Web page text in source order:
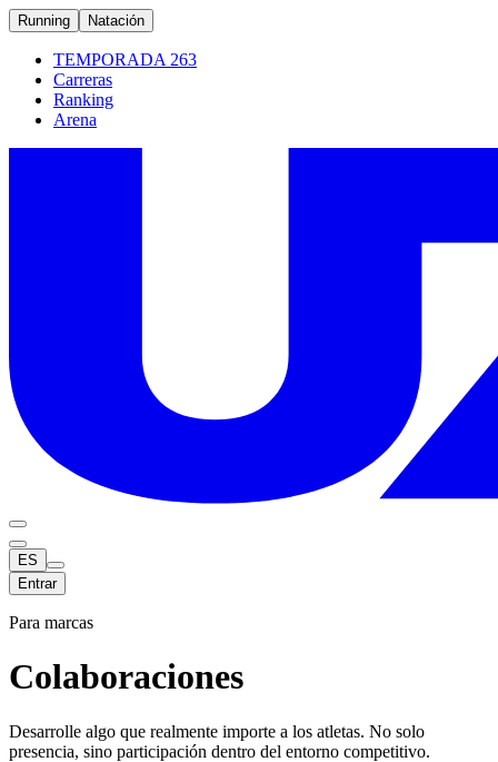
Running Natación
TEMPORADA 263
Carreras
Ranking
Arena
ES
Entrar
Para marcas
Colaboraciones
Desarrolle algo que realmente importe a los atletas. No solo
presencia, sino participación dentro del entorno competitivo.